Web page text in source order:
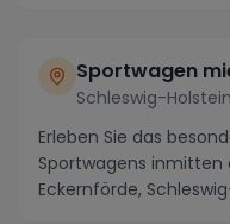
Sportwagen
Schleswig-Holstein
Erleben Sie das
Sportwagens inmitten
Eckernförde,